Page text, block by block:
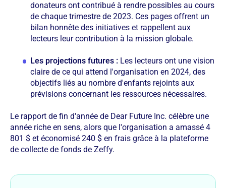
donateurs ont contribué à rendre possibles au cours
de chaque trimestre de 2023. Ces pages offrent un
bilan honnête des initiatives et rappellent aux
lecteurs leur contribution à la mission globale.
Les projections futures : Les lecteurs ont une vision
claire de ce qui attend l'organisation en 2024, des
objectifs liés au nombre d'enfants rejoints aux
prévisions concernant les ressources nécessaires.
Le rapport de fin d'année de Dear Future Inc. célèbre une
année riche en sens, alors que l'organisation a amassé 4
801 $ et économisé 240 $ en frais grâce à la plateforme
de collecte de fonds de Zeffy.